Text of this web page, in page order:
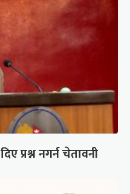
प्रश्न नगर्न चेतावनी